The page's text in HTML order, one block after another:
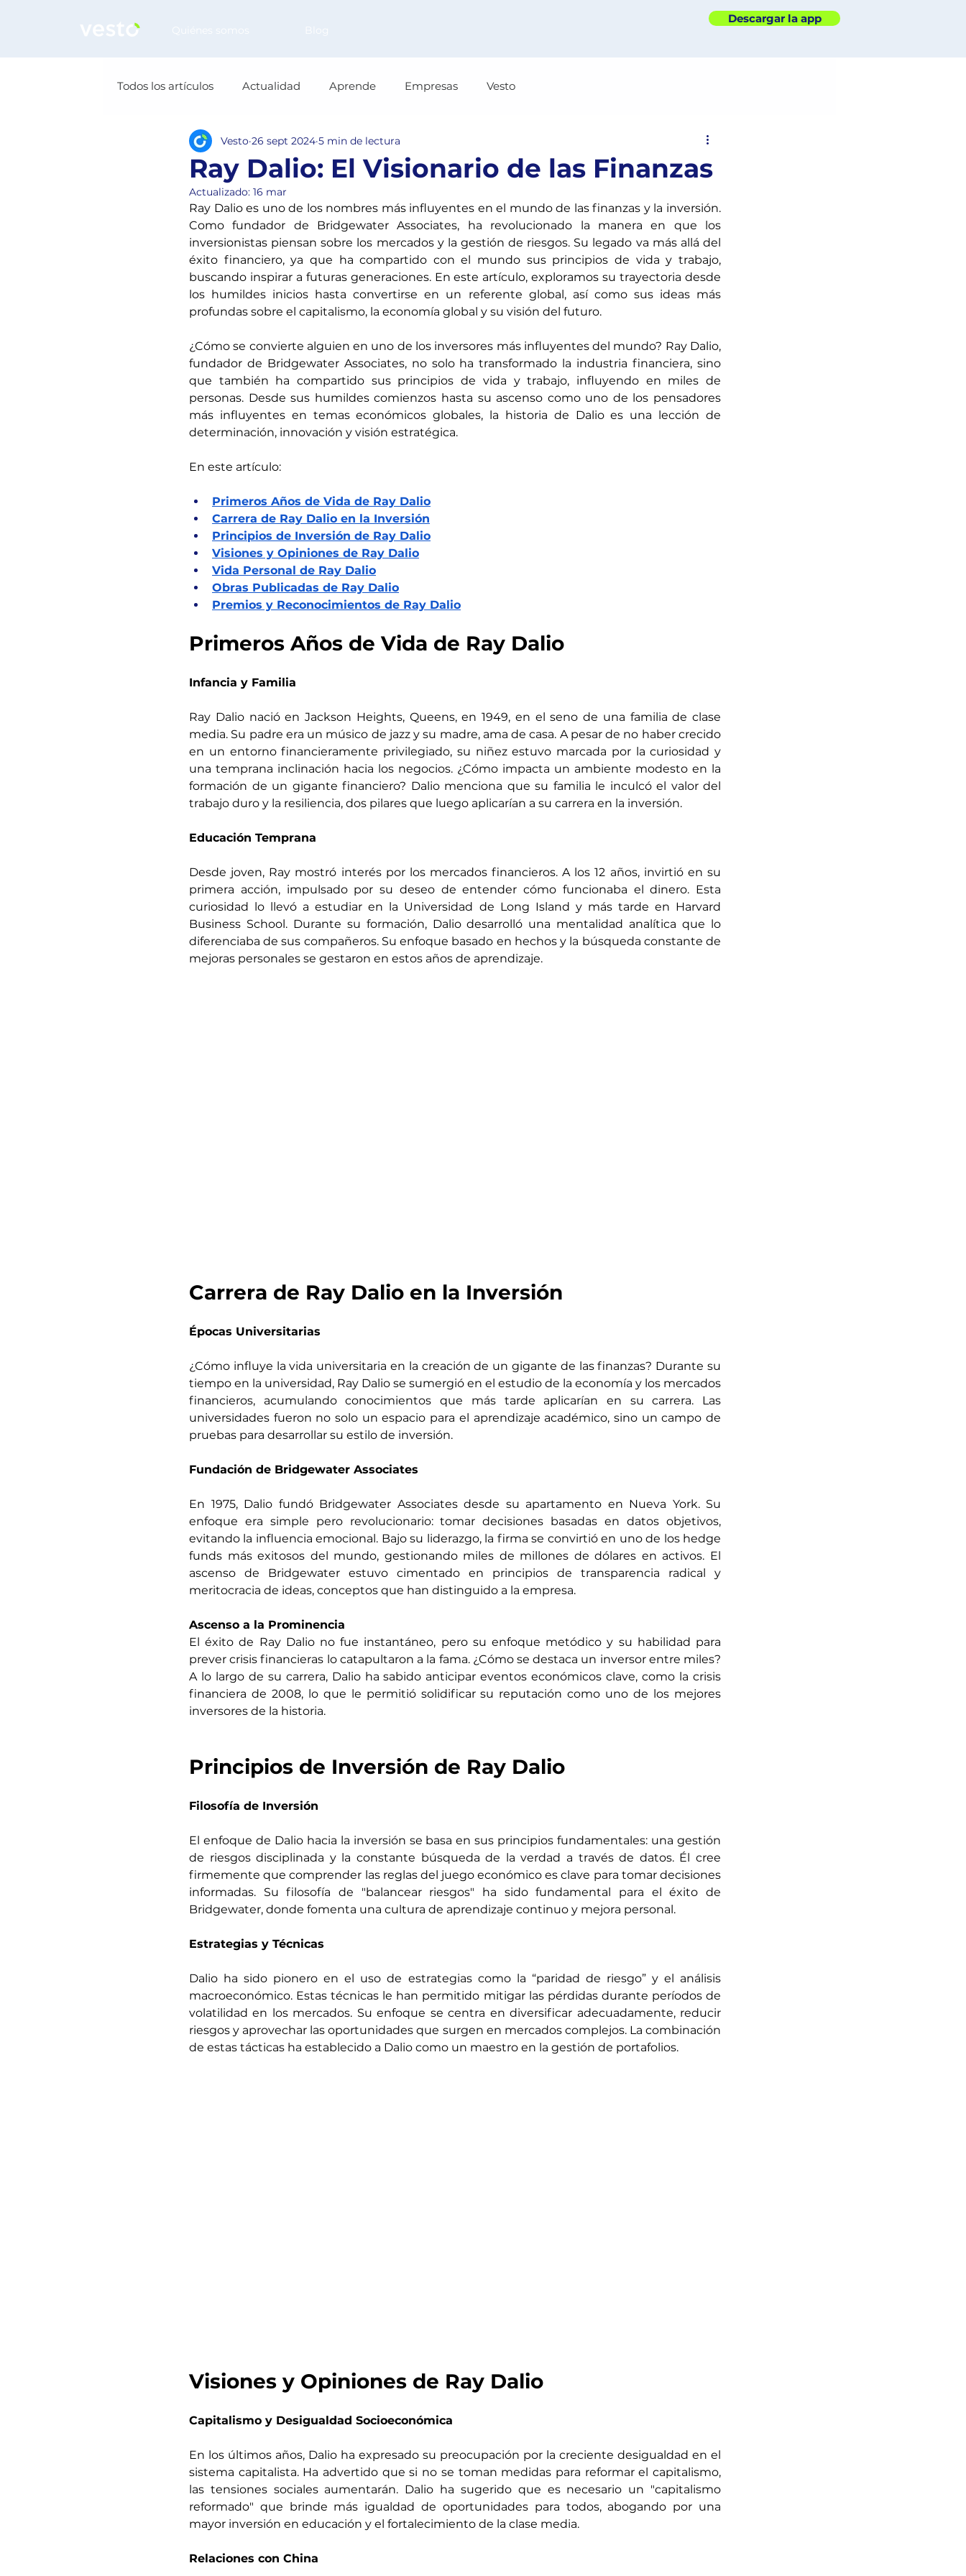
Descargar la app
Todos los artículos Actualidad Aprende Empresas Vesto
Ray Dalio: El Visionario de las Finanzas
Vesto 26 sept 2024 5 min de lectura
Actualizado: 16 mar
Ray Dalio es uno de los nombres más influyentes en el mundo de las finanzas y la inversión.
Como fundador de Bridgewater Associates, ha revolucionado la manera en que los
inversionistas piensan sobre los mercados y la gestión de riesgos. Su legado va más allá del
éxito financiero, ya que ha compartido con el mundo sus principios de vida y trabajo,
buscando inspirar a futuras generaciones. En este artículo, exploramos su trayectoria desde
los humildes inicios hasta convertirse en un referente global, así como sus ideas más
profundas sobre el capitalismo, la economía global y su visión del futuro.
¿Cómo se convierte alguien en uno de los inversores más influyentes del mundo? Ray Dalio,
fundador de Bridgewater Associates, no solo ha transformado la industria financiera, sino
que también ha compartido sus principios de vida y trabajo, influyendo en miles de
personas. Desde sus humildes comienzos hasta su ascenso como uno de los pensadores
más influyentes en temas económicos globales, la historia de Dalio es una lección de
determinación, innovación y visión estratégica.
En este artículo:
Primeros Años de Vida de Ray Dalio
Carrera de Ray Dalio en la Inversión
Principios de Inversión de Ray Dalio
Visiones y Opiniones de Ray Dalio
Vida Personal de Ray Dalio
Obras Publicadas de Ray Dalio
Premios y Reconocimientos de Ray Dalio
Primeros Años de Vida de Ray Dalio
Infancia y Familia
Ray Dalio nació en Jackson Heights, Queens, en 1949, en el seno de una familia de clase
media. Su padre era un músico de jazz y su madre, ama de casa. A pesar de no haber crecido
en un entorno financieramente privilegiado, su niñez estuvo marcada por la curiosidad y
una temprana inclinación hacia los negocios. ¿Cómo impacta un ambiente modesto en la
formación de un gigante financiero? Dalio menciona que su familia le inculcó el valor del
trabajo duro y la resiliencia, dos pilares que luego aplicarían a su carrera en la inversión.
Educación Temprana
Desde joven, Ray mostró interés por los mercados financieros. A los 12 años, invirtió en su
primera acción, impulsado por su deseo de entender cómo funcionaba el dinero. Esta
curiosidad lo llevó a estudiar en la Universidad de Long Island y más tarde en Harvard
Business School. Durante su formación, Dalio desarrolló una mentalidad analítica que lo
diferenciaba de sus compañeros. Su enfoque basado en hechos y la búsqueda constante de
mejoras personales se gestaron en estos años de aprendizaje.
Carrera de Ray Dalio en la Inversión
Épocas Universitarias
¿Cómo influye la vida universitaria en la creación de un gigante de las finanzas? Durante su
tiempo en la universidad, Ray Dalio se sumergió en el estudio de la economía y los mercados
financieros, acumulando conocimientos que más tarde aplicarían en su carrera. Las
universidades fueron no solo un espacio para el aprendizaje académico, sino un campo de
pruebas para desarrollar su estilo de inversión.
Fundación de Bridgewater Associates
En 1975, Dalio fundó Bridgewater Associates desde su apartamento en Nueva York. Su
enfoque era simple pero revolucionario: tomar decisiones basadas en datos objetivos,
evitando la influencia emocional. Bajo su liderazgo, la firma se convirtió en uno de los hedge
funds más exitosos del mundo, gestionando miles de millones de dólares en activos. El
ascenso de Bridgewater estuvo cimentado en principios de transparencia radical y
meritocracia de ideas, conceptos que han distinguido a la empresa.
Ascenso a la Prominencia
El éxito de Ray Dalio no fue instantáneo, pero su enfoque metódico y su habilidad para
prever crisis financieras lo catapultaron a la fama. ¿Cómo se destaca un inversor entre miles?
A lo largo de su carrera, Dalio ha sabido anticipar eventos económicos clave, como la crisis
financiera de 2008, lo que le permitió solidificar su reputación como uno de los mejores
inversores de la historia.
Principios de Inversión de Ray Dalio
Filosofía de Inversión
El enfoque de Dalio hacia la inversión se basa en sus principios fundamentales: una gestión
de riesgos disciplinada y la constante búsqueda de la verdad a través de datos. Él cree
firmemente que comprender las reglas del juego económico es clave para tomar decisiones
informadas. Su filosofía de "balancear riesgos" ha sido fundamental para el éxito de
Bridgewater, donde fomenta una cultura de aprendizaje continuo y mejora personal.
Estrategias y Técnicas
Dalio ha sido pionero en el uso de estrategias como la “paridad de riesgo” y el análisis
macroeconómico. Estas técnicas le han permitido mitigar las pérdidas durante períodos de
volatilidad en los mercados. Su enfoque se centra en diversificar adecuadamente, reducir
riesgos y aprovechar las oportunidades que surgen en mercados complejos. La combinación
de estas tácticas ha establecido a Dalio como un maestro en la gestión de portafolios.
Visiones y Opiniones de Ray Dalio
Capitalismo y Desigualdad Socioeconómica
En los últimos años, Dalio ha expresado su preocupación por la creciente desigualdad en el
sistema capitalista. Ha advertido que si no se toman medidas para reformar el capitalismo,
las tensiones sociales aumentarán. Dalio ha sugerido que es necesario un "capitalismo
reformado" que brinde más igualdad de oportunidades para todos, abogando por una
mayor inversión en educación y el fortalecimiento de la clase media.
Relaciones con China